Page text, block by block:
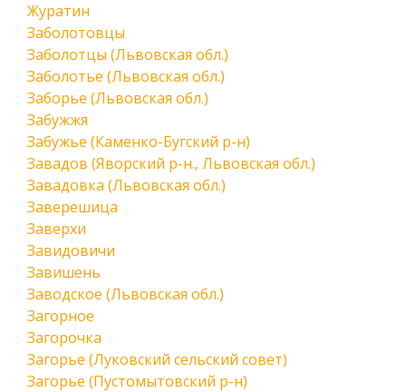
Журатин
Заболотовцы
Заболотцы (Львовская обл.)
Заболотье (Львовская обл.)
Заборье (Львовская обл.)
Забужжя
Забужье (Каменко-Бугский р-н)
Завадов (Яворский р-н., Львовская обл.)
Завадовка (Львовская обл.)
Заверешица
Заверхи
Завидовичи
Завишень
Заводское (Львовская обл.)
Загорное
Загорочка
Загорье (Луковский сельский совет)
Загорье (Пустомытовский р-н)